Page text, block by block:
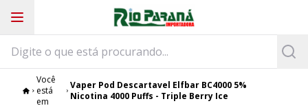
Você
está
em
Vaper Pod Descartavel Elfbar BC4000 5%
Nicotina 4000 Puffs - Triple Berry Ice